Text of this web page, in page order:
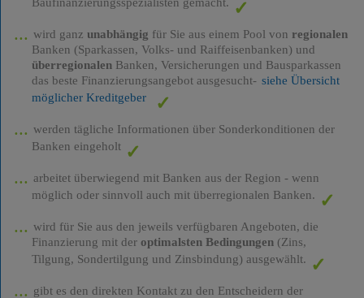
wird ganz unabhängig für Sie aus einem Pool von regionalen
Banken (Sparkassen, Volks- und Raiffeisenbanken) und
überregionalenBanken, Versicherungen und Bausparkassen
das beste Finanzierungsangebot ausgesucht- siehe Übersicht
möglicher Kreditgeber
werden tägliche Informationen über Sonderkonditionen der
Banken eingeholt
arbeitet überwiegend mit Banken aus der Region - wenn
möglich oder sinnvoll auch mit überregionalen Banken.
wird für Sie aus den jeweils verfügbaren Angeboten, die
Finanzierung mit der optimalsten Bedingungen(Zins,
Tilgung, Sondertilgung und Zinsbindung) ausgewählt.
gibt es den direkten Kontakt zu den Entscheidern der